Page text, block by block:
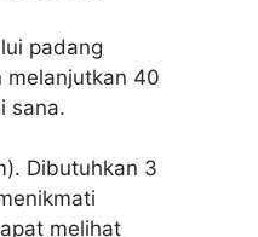
padang
melanjutkan 40
sana.
Dibutuhkan 3
melihat